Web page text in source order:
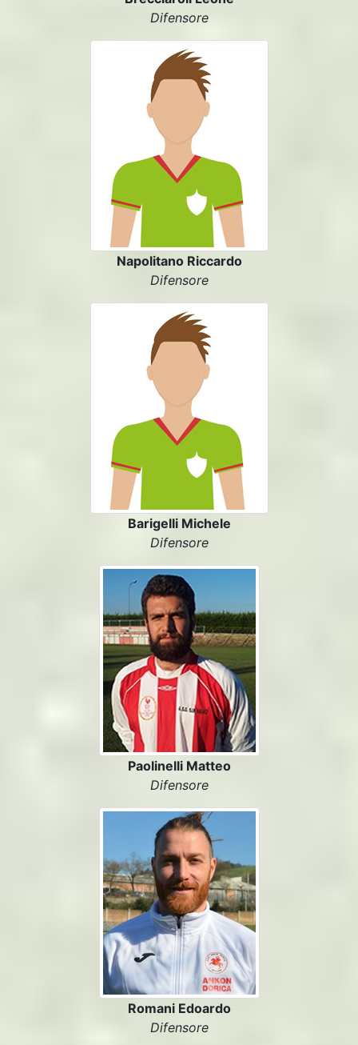
Difensore
Napolitano Riccardo
Difensore
Barigelli Michele
Difensore
Paolinelli Matteo
Difensore
Romani Edoardo
Difensore